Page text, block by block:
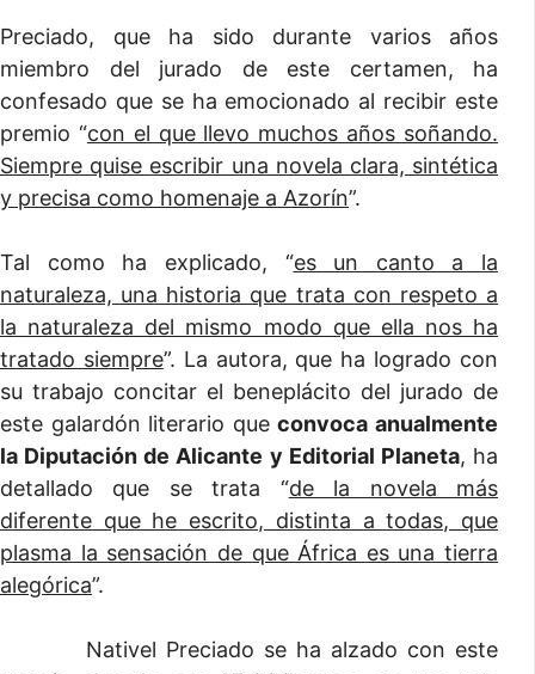
Preciado, que ha sido durante varios años
miembro del jurado de este certamen, ha
confesado que se ha emocionado al recibir este
premio “con el que llevo muchos años soñando.
Siempre quise escribir una novela clara, sintética
y precisa como homenaje a Azorín”.
Tal como ha explicado, “es un canto a la
naturaleza, una historia que trata con respeto a
la naturaleza del mismo modo que ella nos ha
tratado siempre”. La autora, que ha logrado con
su trabajo concitar el beneplácito del jurado de
este galardón literario queconvoca anualmente
la Diputación de Alicante y Editorial Planeta, ha
detallado que se trata “de la novela más
diferente que he escrito, distinta a todas, que
plasma la sensación de que África es una tierra
alegórica”.
Nativel Preciado se ha alzado con este